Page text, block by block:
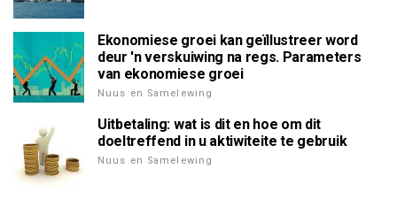
Ekonomiese groei kan geïllustreer word
deur 'n verskuiwing na regs. Parameters
van ekonomiese groei
Nuus en Samelewing
Uitbetaling: wat is dit en hoe om dit
doeltreffend in u aktiwiteite te gebruik
Nuus en Samelewing